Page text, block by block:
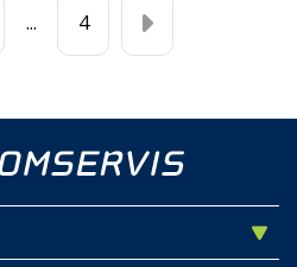
... 4